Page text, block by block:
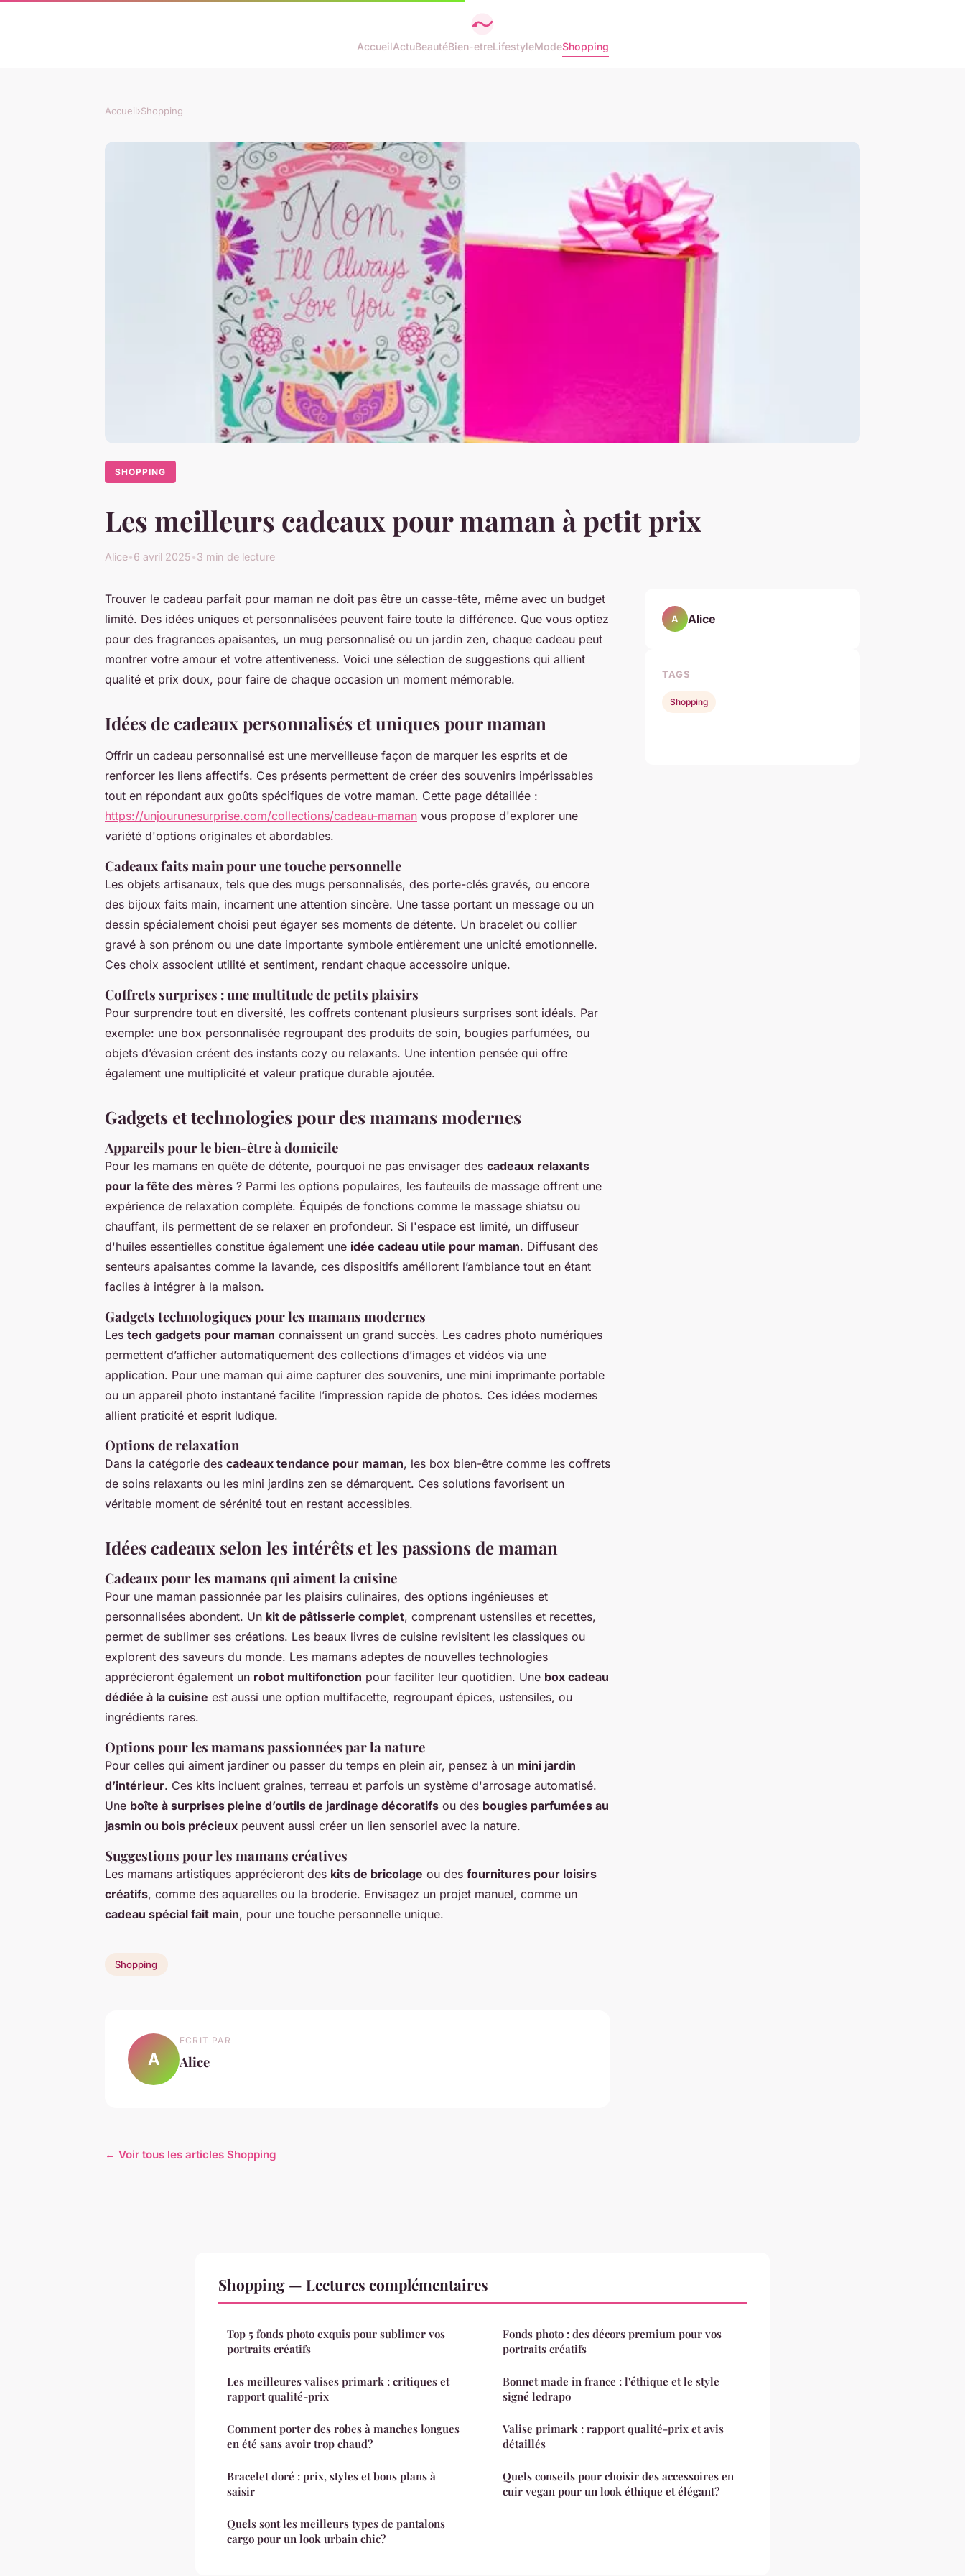
AccueilActuBeautéBien-etreLifestyleModeShopping
Accueil›Shopping
SHOPPING
Les meilleurs cadeaux pour maman à petit prix
Alice•6 avril 2025•3 min de lecture
Trouver le cadeau parfait pour maman ne doit pas être un casse-tête, même avec un budget
limité. Des idées uniques et personnalisées peuvent faire toute la différence. Que vous optiez
pour des fragrances apaisantes, un mug personnalisé ou un jardin zen, chaque cadeau peut
montrer votre amour et votre attentiveness. Voici une sélection de suggestions qui allient
qualité et prix doux, pour faire de chaque occasion un moment mémorable.
Idées de cadeaux personnalisés et uniques pour maman
Offrir un cadeau personnalisé est une merveilleuse façon de marquer les esprits et de
renforcer les liens affectifs. Ces présents permettent de créer des souvenirs impérissables
tout en répondant aux goûts spécifiques de votre maman. Cette page détaillée :
https://unjourunesurprise.com/collections/cadeau-maman vous propose d'explorer une
variété d'options originales et abordables.
Cadeaux faits main pour une touche personnelle
Les objets artisanaux, tels que des mugs personnalisés, des porte-clés gravés, ou encore
des bijoux faits main, incarnent une attention sincère. Une tasse portant un message ou un
dessin spécialement choisi peut égayer ses moments de détente. Un bracelet ou collier
gravé à son prénom ou une date importante symbole entièrement une unicité emotionnelle.
Ces choix associent utilité et sentiment, rendant chaque accessoire unique.
Coffrets surprises : une multitude de petits plaisirs
Pour surprendre tout en diversité, les coffrets contenant plusieurs surprises sont idéals. Par
exemple: une box personnalisée regroupant des produits de soin, bougies parfumées, ou
objets d’évasion créent des instants cozy ou relaxants. Une intention pensée qui offre
également une multiplicité et valeur pratique durable ajoutée.
Gadgets et technologies pour des mamans modernes
Appareils pour le bien-être à domicile
Pour les mamans en quête de détente, pourquoi ne pas envisager des cadeaux relaxants
pour la fête des mères ? Parmi les options populaires, les fauteuils de massage offrent une
expérience de relaxation complète. Équipés de fonctions comme le massage shiatsu ou
chauffant, ils permettent de se relaxer en profondeur. Si l'espace est limité, un diffuseur
d'huiles essentielles constitue également une idée cadeau utile pour maman. Diffusant des
senteurs apaisantes comme la lavande, ces dispositifs améliorent l’ambiance tout en étant
faciles à intégrer à la maison.
Gadgets technologiques pour les mamans modernes
Les tech gadgets pour maman connaissent un grand succès. Les cadres photo numériques
permettent d’afficher automatiquement des collections d’images et vidéos via une
application. Pour une maman qui aime capturer des souvenirs, une mini imprimante portable
ou un appareil photo instantané facilite l’impression rapide de photos. Ces idées modernes
allient praticité et esprit ludique.
Options de relaxation
Dans la catégorie des cadeaux tendance pour maman, les box bien-être comme les coffrets
de soins relaxants ou les mini jardins zen se démarquent. Ces solutions favorisent un
véritable moment de sérénité tout en restant accessibles.
Idées cadeaux selon les intérêts et les passions de maman
Cadeaux pour les mamans qui aiment la cuisine
Pour une maman passionnée par les plaisirs culinaires, des options ingénieuses et
personnalisées abondent. Un kit de pâtisserie complet, comprenant ustensiles et recettes,
permet de sublimer ses créations. Les beaux livres de cuisine revisitent les classiques ou
explorent des saveurs du monde. Les mamans adeptes de nouvelles technologies
apprécieront également un robot multifonction pour faciliter leur quotidien. Une box cadeau
dédiée à la cuisine est aussi une option multifacette, regroupant épices, ustensiles, ou
ingrédients rares.
Options pour les mamans passionnées par la nature
Pour celles qui aiment jardiner ou passer du temps en plein air, pensez à un mini jardin
d’intérieur. Ces kits incluent graines, terreau et parfois un système d'arrosage automatisé.
Une boîte à surprises pleine d’outils de jardinage décoratifs ou des bougies parfumées au
jasmin ou bois précieux peuvent aussi créer un lien sensoriel avec la nature.
Suggestions pour les mamans créatives
Les mamans artistiques apprécieront des kits de bricolage ou des fournitures pour loisirs
créatifs, comme des aquarelles ou la broderie. Envisagez un projet manuel, comme un
cadeau spécial fait main, pour une touche personnelle unique.
Shopping
A
ECRIT PAR
Alice
← Voir tous les articles Shopping
A Alice
TAGS
Shopping
Shopping — Lectures complémentaires
Top 5 fonds photo exquis pour sublimer vos
portraits créatifs
Les meilleures valises primark : critiques et
rapport qualité-prix
Comment porter des robes à manches longues
en été sans avoir trop chaud?
Bracelet doré : prix, styles et bons plans à
saisir
Quels sont les meilleurs types de pantalons
cargo pour un look urbain chic?
Fonds photo : des décors premium pour vos
portraits créatifs
Bonnet made in france : l'éthique et le style
signé ledrapo
Valise primark : rapport qualité-prix et avis
détaillés
Quels conseils pour choisir des accessoires en
cuir vegan pour un look éthique et élégant?